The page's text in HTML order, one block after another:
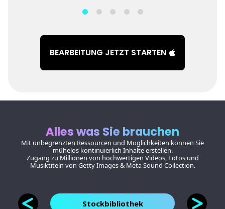
BEARBEITUNG JETZT STARTEN
Alles was Sie brauchen
Mit unbegrenzten Ressourcen und Möglichkeiten können Sie
mühelos kontinuierlich Inhalte erstellen.
Zugang zu Millionen von hochwertigen Videos, Fotos und
Musiktiteln von Getty Images & Meta Sound Collection.
Stockbibliothek